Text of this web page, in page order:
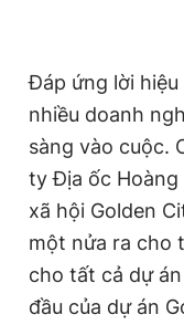
Đáp ứng lời
nhiều doanh
sàng vào cuộc.
ty Địa ốc Hoàng
xã hội Golden
một nửa ra cho
cho tất cả dự
đầu của dự án